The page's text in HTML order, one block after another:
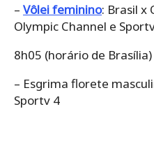
– Vôlei feminino: Brasil x
Olympic Channel e
8h05 (horário de Brasília)
– Esgrima florete
Sportv 4